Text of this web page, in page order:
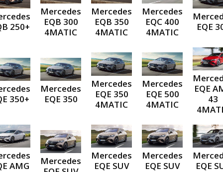
250+
Mercedes
EQB 300
4MATIC
Mercedes
EQB 350
4MATIC
Mercedes
EQC 400
4MATIC
EQE
350+
Mercedes
EQE 350
Mercedes
EQE 350
4MATIC
Mercedes
EQE 500
4MATIC
EQE
43
AMG
Mercedes
Mercedes
EQE SUV
Mercedes
EQE SUV
EQE